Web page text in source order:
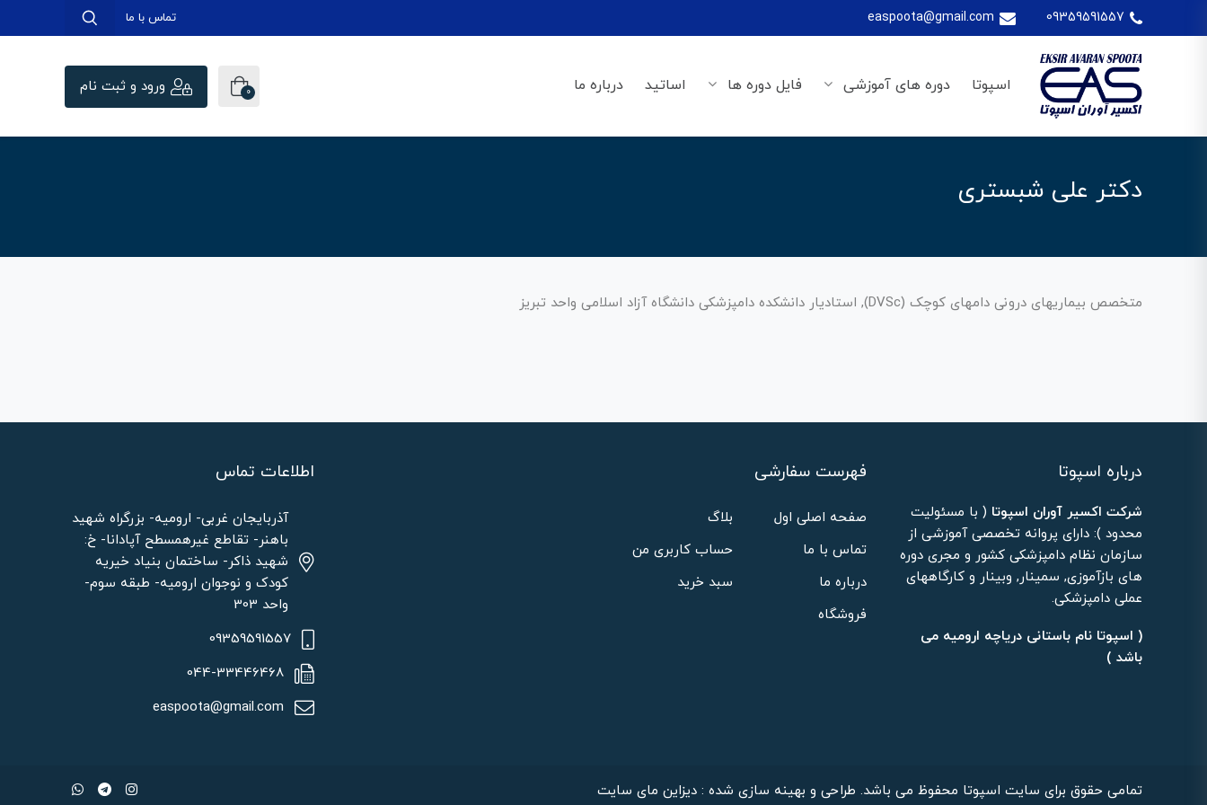
09359591557
easpoota@gmail.com تماس با ما
اسپوتا دوره های آموزشی فایل دوره ها اساتید درباره ما 0 ورود و ثبت نام
دکتر علی شبستری
متخصص بیماریهای درونی دامهای کوچک (DVSc), استادیار دانشکده دامپزشکی دانشگاه آزاد اسلامی واحد تبریز
درباره اسپوتا
شرکت اکسیر آوران اسپوتا ( با مسئولیت
محدود ): دارای پروانه تخصصی آموزشی از
سازمان نظام دامپزشکی کشور و مجری دوره
های بازآموزی, سمینار, وبینار و کارگاههای
عملی دامپزشکی.
( اسپوتا نام باستانی دریاچه ارومیه می
باشد )
فهرست سفارشی
صفحه اصلی اول
بلاگ
تماس با ما
حساب کاربری من
درباره ما
سبد خرید
فروشگاه
اطلاعات تماس
آذربایجان غربی- ارومیه- بزرگراه شهید
باهنر- تقاطع غیرهمسطح آپادانا- خ:
شهید ذاکر- ساختمان بنیاد خیریه
کودک و نوجوان ارومیه- طبقه سوم-
واحد 303
09359591557
044-33446468
easpoota@gmail.com
تمامی حقوق برای سایت اسپوتا محفوظ می باشد. طراحی و بهینه سازی شده : دیزاین مای سایت